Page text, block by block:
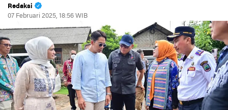
Redaksi
07 Februari 2025, 18:56 WIB